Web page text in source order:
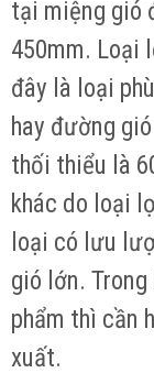
tại miệng gió
450mm. Loại
đây là loại
hay đường
thối thiểu là
khác do loại
loại có lưu
gió lớn.
phẩm thì cần
xuất.